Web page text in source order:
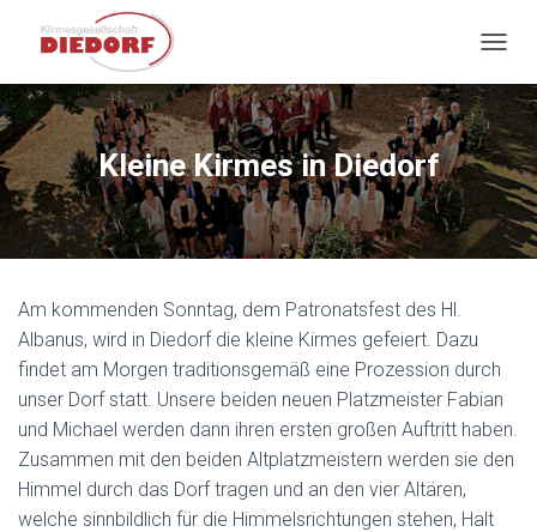
Kleine Kirmes in Diedorf
Am kommenden Sonntag, dem Patronatsfest des Hl.
Albanus, wird in Diedorf die kleine Kirmes gefeiert. Dazu
findet am Morgen traditionsgemäß eine Prozession durch
unser Dorf statt. Unsere beiden neuen Platzmeister Fabian
und Michael werden dann ihren ersten großen Auftritt haben.
Zusammen mit den beiden Altplatzmeistern werden sie den
Himmel durch das Dorf tragen und an den vier Altären,
welche sinnbildlich für die Himmelsrichtungen stehen, Halt